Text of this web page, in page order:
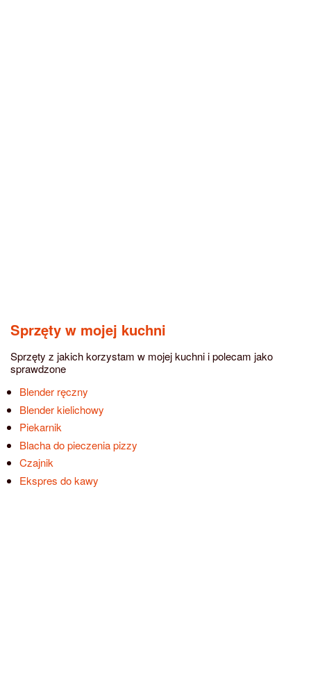
Sprzęty w mojej kuchni
Sprzęty z jakich korzystam w mojej kuchni i polecam jako
sprawdzone
Blender ręczny
Blender kielichowy
Piekarnik
Blacha do pieczenia pizzy
Czajnik
Ekspres do kawy